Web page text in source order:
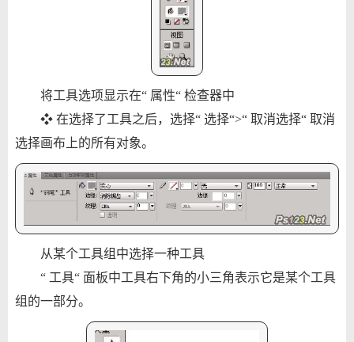
将工具选项显示在“ 属性“ 检查器中
❖ 在选择了工具之后，选择“ 选择“>“ 取消选择“ 取消
选择画布上的所有对象。
从某个工具组中选择一种工具
“ 工具“ 面板中工具右下角的小三角表示它是某个工具
组的一部分。